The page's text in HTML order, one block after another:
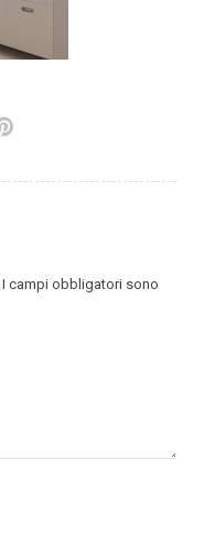
I campi obbligatori sono